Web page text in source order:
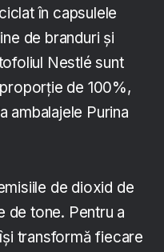
în capsulele
de branduri și
Nestlé sunt
de 100%,
ambalajele Purina
de dioxid de
de tone. Pentru a
transformă fiecare